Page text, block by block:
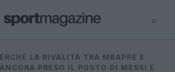
⌕
⌕
LA RIVALITÀ TRA MBAPPÉ E
PRESO IL POSTO DI MESSI E